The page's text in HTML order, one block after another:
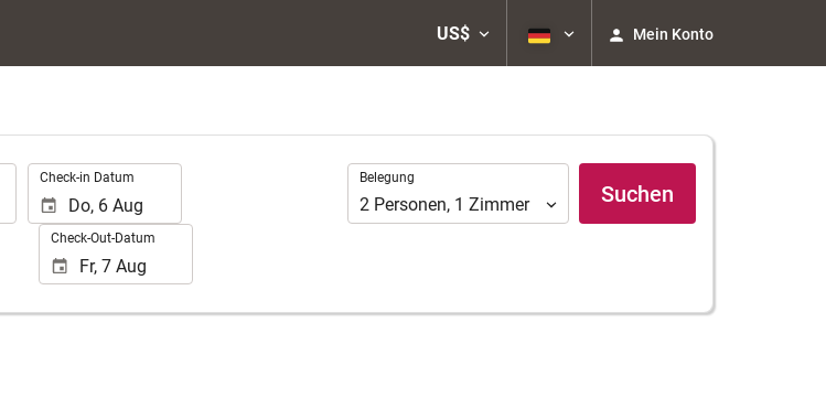
US$ Mein Konto
Check-in Datum
Check-Out-Datum
Belegung
Belegung
2 Personen, 1 Zimmer Suchen